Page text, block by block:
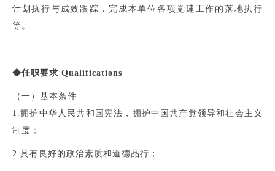
计划执行与成效跟踪，完成本单位各项党建工作的落地执行
等。
◆任职要求 Qualifications
（一）基本条件
1.拥护中华人民共和国宪法，拥护中国共产党领导和社会主义
制度；
2.具有良好的政治素质和道德品行；